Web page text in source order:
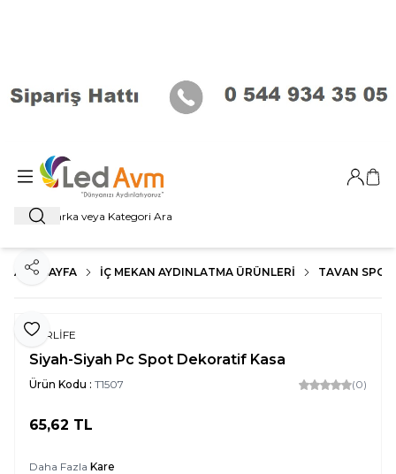
Ara
Giriş
ANA SAYFA İÇ MEKAN AYDINLATMA ÜRÜNLERI TAVAN SPOT
Favoriye Ekle
Paylaş
FORLİFE
Siyah-Siyah Pc Spot Dekoratif Kasa
Ürün Kodu : T1507 (0)
65,62 TL
Daha Fazla Kare